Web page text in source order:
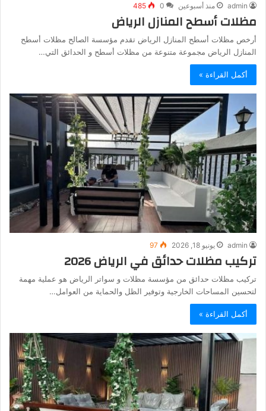
admin منذ أسبوعين 0
485
مظلات أسطح المنازل الرياض
أرخص مظلات أسطح المنازل الرياض تقدم مؤسسة الصالح مظلات أسطح
المنازل الرياض مجموعة متنوعة من مظلات أسطح و الحدائق التي…
أكمل القراءة »
admin يونيو 18, 2026 97
تركيب مظلات حدائق في الرياض 2026
تركيب مظلات حدائق من مؤسسة مظلات و سواتر الرياض هو عملية مهمة
لتحسين المساحات الخارجية وتوفير الظل والحماية من العوامل…
أكمل القراءة »